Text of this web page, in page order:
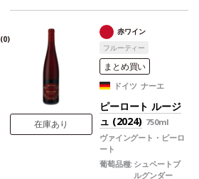
(0)
しくエレガントで、バランスが取れている。
赤身肉/白身肉、ローストチキン、
鴨、コールドカット、チーズなどと好相性
メルロー 80%、カベルネ・フラン 1
5%、カベルネ・ソーヴィニヨン 5%
*本ヴィンテージが在庫切れの場合、在庫が
あり価格が同様の場合は自動的に次のヴィン
テージに変更されます、ご了承ください。
在庫あり
赤ワイン
フルーティー
まとめ買い
ドイツ ナーエ
ピーロート ルージ
ュ (2024) 750ml
ヴァイングート・ピーロ
ート
葡萄品種: シュペートブ
ルグンダー